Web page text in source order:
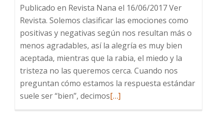
Publicado en Revista Nana el 16/06/2017 Ver
Revista. Solemos clasificar las emociones como
positivas y negativas según nos resultan más o
menos agradables, así la alegría es muy bien
aceptada, mientras que la rabia, el miedo y la
tristeza no las queremos cerca. Cuando nos
preguntan cómo estamos la respuesta estándar
suele ser “bien”, decimosLeer
[…]